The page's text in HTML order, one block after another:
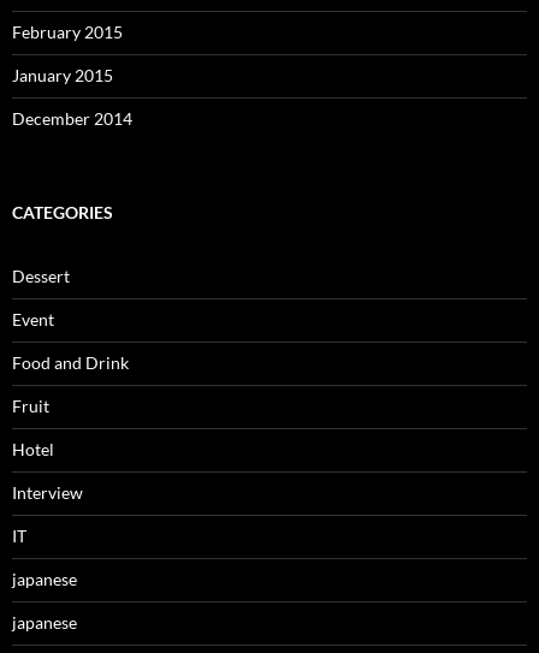
February 2015
January 2015
December 2014
CATEGORIES
Dessert
Event
Food and Drink
Fruit
Hotel
Interview
IT
japanese
japanese